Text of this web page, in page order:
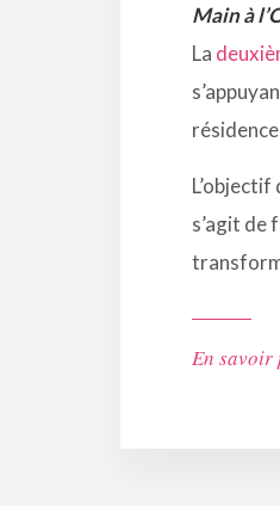
Main à
La
L’objectif
s’agit de
En savoir